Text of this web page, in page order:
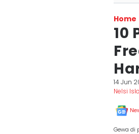
Home
10
14 Jun
Nelsi
Gewa di